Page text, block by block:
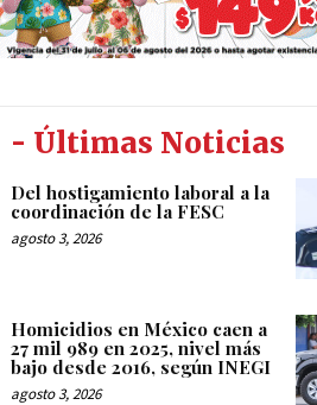
- Últimas Noticias
Del hostigamiento laboral a la
coordinación de la FESC
agosto 3, 2026
Homicidios en México caen a
27 mil 989 en 2025, nivel más
bajo desde 2016, según INEGI
agosto 3, 2026